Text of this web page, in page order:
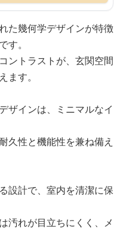
た幾何学デザインが特徴
す。
ントラストが、玄関空間
ます。
ザインは、ミニマルなイ
久性と機能性を兼ね備え
設計で、室内を清潔に保
汚れが目立ちにくく、メ